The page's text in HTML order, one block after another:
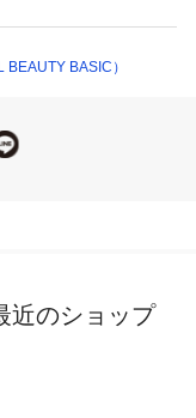
のきれいなラインが
をご覧ください
BASIC）
近のショップ